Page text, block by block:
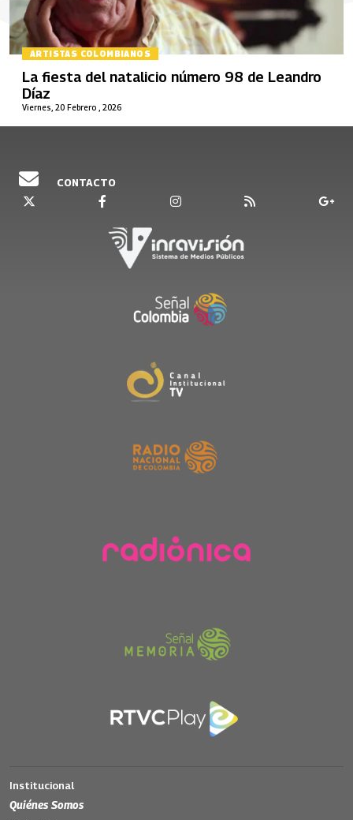
ARTISTAS COLOMBIANOS
Viernes, 20 Febrero , 2026
La fiesta del natalicio número 98 de Leandro
Díaz
CONTACTO
Institucional
Quiénes Somos